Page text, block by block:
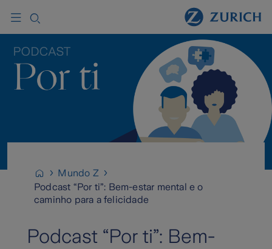
Mundo Z
Podcast “Por ti”: Bem-estar mental e o
caminho para a felicidade
Podcast “Por ti”: Bem-